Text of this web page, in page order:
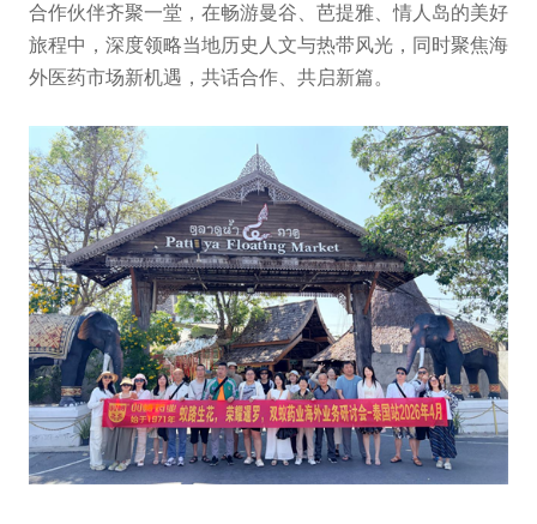
合作伙伴齐聚一堂，在畅游曼谷、芭提雅、情人岛的美好
旅程中，深度领略当地历史人文与热带风光，同时聚焦海
外医药市场新机遇，共话合作、共启新篇。